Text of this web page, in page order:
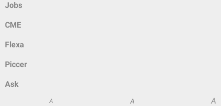
Jobs
CME
Flexa
Piccer
Ask
A A A